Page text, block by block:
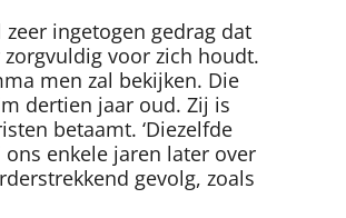
ingetogen gedrag dat
voor zich houdt.
men zal bekijken. Die
dertien jaar oud. Zij is
betaamt. ‘Diezelfde
enkele jaren later over
gevolg, zoals